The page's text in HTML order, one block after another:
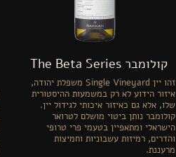
קולומבר The Beta Series
זהו יין Single Vineyard משפלת יהודה,
איזור הידוע לא רק במשמעות ההיסטורית
שלו, אלא גם כאיזור איכותי לגידול יין.
קולומבר נותן ביטוי מושלם לטרואר
הישראלי ומתאפיין בטעמי פרי טרופי
והדרים, רמיזות עשבוניות וחמיצות
מרעננת.